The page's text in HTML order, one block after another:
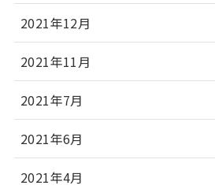
2021年12月
2021年11月
2021年7月
2021年6月
2021年4月